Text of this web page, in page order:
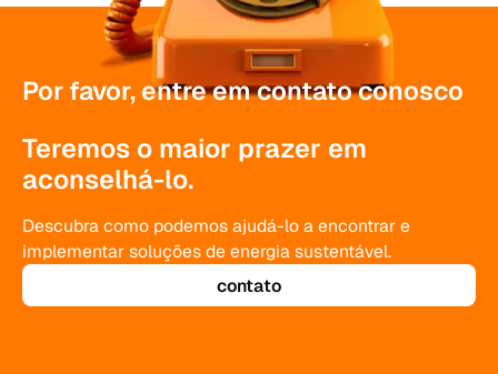
Por favor, entre em contato conosco
Teremos o maior prazer em
aconselhá-lo.
Descubra como podemos ajudá-lo a encontrar e
implementar soluções de energia sustentável.
contato